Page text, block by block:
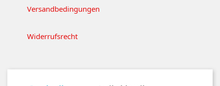
Versandbedingungen
Widerrufsrecht